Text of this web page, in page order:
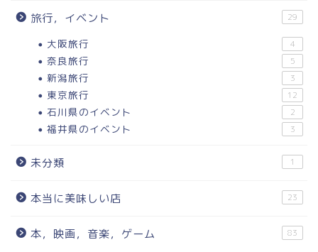
旅行，イベント 29
大阪旅行 4
奈良旅行 5
新潟旅行 3
東京旅行 12
石川県のイベント 2
福井県のイベント 3
未分類 1
本当に美味しい店 23
本，映画，音楽，ゲーム 83